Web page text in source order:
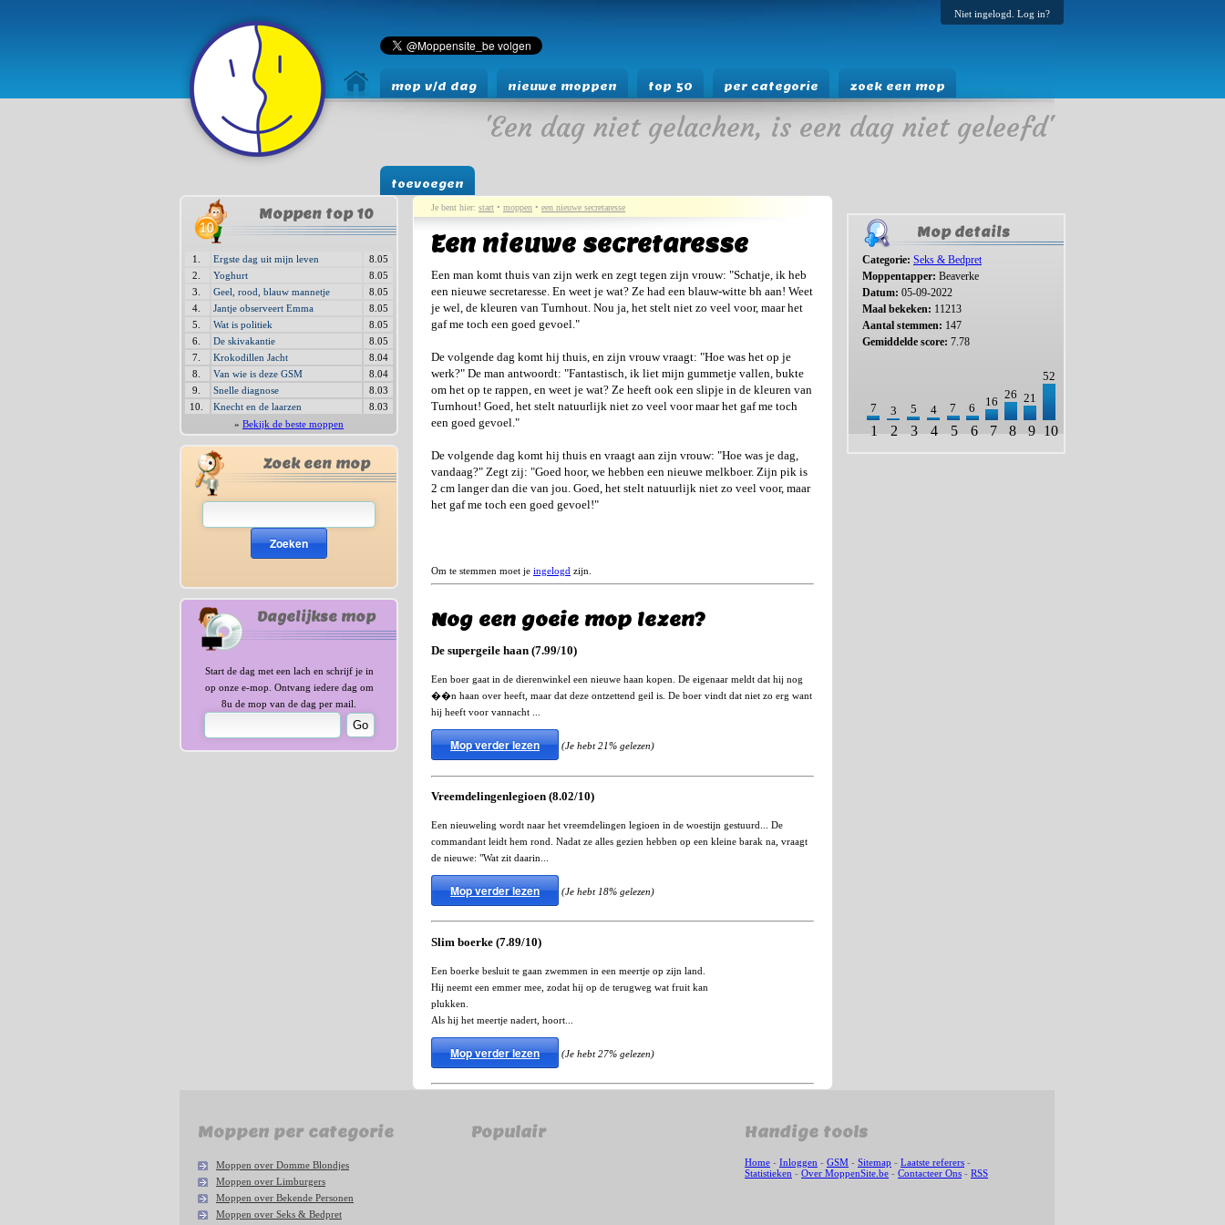
Niet ingelogd. Log in?
mop v/d dag nieuwe moppen top 50 per categorie zoek een mop
toevoegen
'Een dag niet gelachen, is een dag niet geleefd'
Moppen top 10
1. Ergste dag uit mijn leven
8.05
2.
Yoghurt
8.05
3.
Geel, rood, blauw mannetje
8.05
4.
Jantje observeert Emma
8.05
5.
Wat is politiek
8.05
6.
De skivakantie
8.05
7.
Krokodillen Jacht
8.04
8.
Van wie is deze GSM
8.04
9.
Snelle diagnose
8.03
10.
Knecht en de laarzen
8.03
» Bekijk de beste moppen
Zoek een mop
Zoeken
Dagelijkse mop
Start de dag met een lach en schrijf je in
op onze e-mop. Ontvang iedere dag om
8u de mop van de dag per mail.
Je bent hier: start • moppen • een nieuwe secretaresse
Een nieuwe secretaresse
Een man komt thuis van zijn werk en zegt tegen zijn vrouw: "Schatje, ik heb
een nieuwe secretaresse. En weet je wat? Ze had een blauw-witte bh aan! Weet
je wel, de kleuren van Turnhout. Nou ja, het stelt niet zo veel voor, maar het
gaf me toch een goed gevoel."
De volgende dag komt hij thuis, en zijn vrouw vraagt: "Hoe was het op je
werk?" De man antwoordt: "Fantastisch, ik liet mijn gummetje vallen, bukte
om het op te rappen, en weet je wat? Ze heeft ook een slipje in de kleuren van
Turnhout! Goed, het stelt natuurlijk niet zo veel voor maar het gaf me toch
een goed gevoel."
De volgende dag komt hij thuis en vraagt aan zijn vrouw: "Hoe was je dag,
vandaag?" Zegt zij: "Goed hoor, we hebben een nieuwe melkboer. Zijn pik is
2 cm langer dan die van jou. Goed, het stelt natuurlijk niet zo veel voor, maar
het gaf me toch een goed gevoel!"
Om te stemmen moet je ingelogd zijn.
Nog een goeie mop lezen?
De supergeile haan (7.99/10)
Een boer gaat in de dierenwinkel een nieuwe haan kopen. De eigenaar meldt dat hij nog
��n haan over heeft, maar dat deze ontzettend geil is. De boer vindt dat niet zo erg want
hij heeft voor vannacht ...
Mop verder lezen (Je hebt 21% gelezen)
Vreemdelingenlegioen (8.02/10)
Een nieuweling wordt naar het vreemdelingen legioen in de woestijn gestuurd... De
commandant leidt hem rond. Nadat ze alles gezien hebben op een kleine barak na, vraagt
de nieuwe: "Wat zit daarin...
Mop verder lezen (Je hebt 18% gelezen)
Slim boerke (7.89/10)
Een boerke besluit te gaan zwemmen in een meertje op zijn land.
Hij neemt een emmer mee, zodat hij op de terugweg wat fruit kan
plukken.
Als hij het meertje nadert, hoort...
Mop verder lezen (Je hebt 27% gelezen)
Mop details
Categorie: Seks & Bedpret
Moppentapper: Beaverke
Datum: 05-09-2022
Maal bekeken: 11213
Aantal stemmen: 147
Gemiddelde score: 7.78
7 3 5 4 7 6 16
26 21
52
1 2 3 4 5 6 7 8 9 10
Moppen per categorie
Moppen over Domme Blondjes
Moppen over Limburgers
Moppen over Bekende Personen
Moppen over Seks & Bedpret
Populair Handige tools
Home - Inloggen - GSM - Sitemap - Laatste referers -
Statistieken - Over MoppenSite.be - Contacteer Ons - RSS